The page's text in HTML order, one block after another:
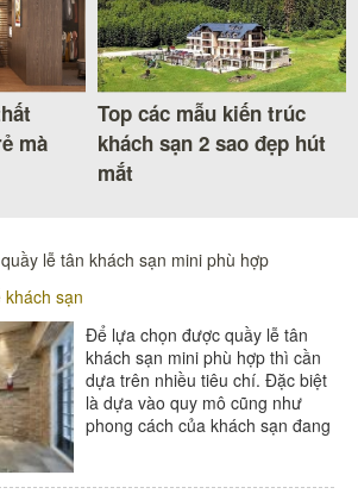
mà
Top các mẫu kiến trúc
khách sạn 2 sao đẹp hút
mắt
lễ tân khách sạn mini phù hợp
khách sạn
Để lựa chọn được quầy lễ tân
khách sạn mini phù hợp thì cần
dựa trên nhiều tiêu chí. Đặc biệt
là dựa vào quy mô cũng như
phong cách của khách sạn đang